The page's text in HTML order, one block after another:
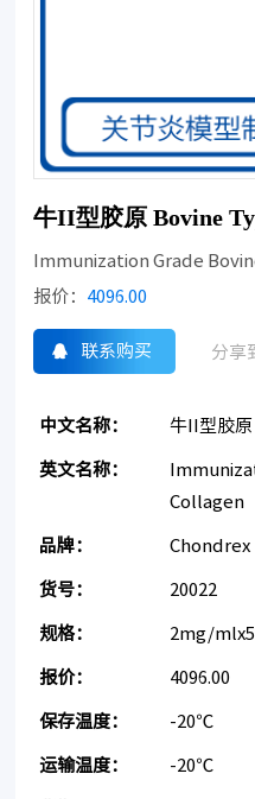
牛II型胶原 Bovine
Immunization Grade
报价： 4096.00
联系购买 分享
中文名称： 牛II型胶
英文名称：
Collagen
品牌： Chondrex
货号： 20022
规格： 2mg/
报价： 4096.00
保存温度： -20℃
运输温度： -20℃